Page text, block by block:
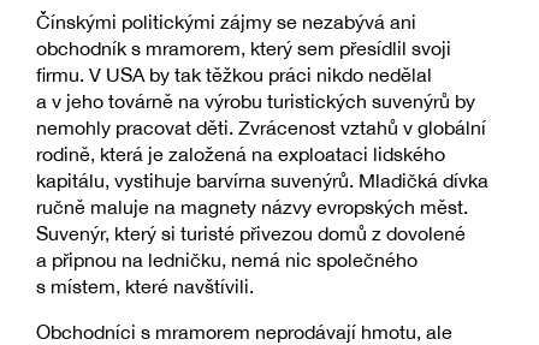
Čínskými politickými zájmy se nezabývá ani
obchodník s mramorem, který sem přesídlil svoji
firmu. V USA by tak těžkou práci nikdo nedělal
a v jeho továrně na výrobu turistických suvenýrů by
nemohly pracovat děti. Zvrácenost vztahů v globální
rodině, která je založená na exploataci lidského
kapitálu, vystihuje barvírna suvenýrů. Mladičká dívka
ručně maluje na magnety názvy evropských měst.
Suvenýr, který si turisté přivezou domů z dovolené
a připnou na ledničku, nemá nic společného
s místem, které navštívili.
Obchodníci s mramorem neprodávají hmotu, ale